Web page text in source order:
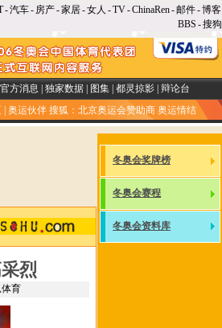
-汽车- 房产-家居-女人 -TV-ChinaRen-邮件-博客
BBS -搜狗
官方消息 独家数据| 图集| 都灵掠影| 辩论台
奥运伙伴 搜狐：北京奥运会赞助商 奥运情结
烈
育
冬奥会奖牌榜
冬奥会赛程
冬奥会资料库